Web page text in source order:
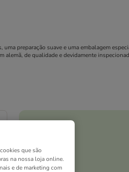
preparação suave e uma embalagem
alemã, de qualidade e devidamente
que são
na nossa loja online.
e de marketing com